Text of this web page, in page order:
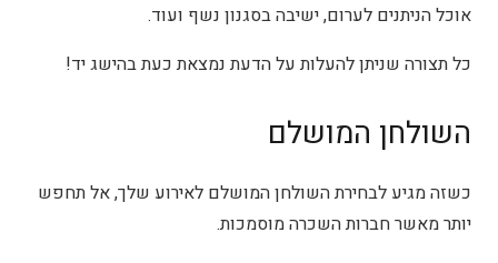
אוכל הניתנים לערום, ישיבה בסגנון נשף ועוד.
כל תצורה שניתן להעלות על הדעת נמצאת כעת בהישג יד!
השולחן המושלם
כשזה מגיע לבחירת השולחן המושלם לאירוע שלך, אל תחפש
יותר מאשר חברות השכרה מוסמכות.